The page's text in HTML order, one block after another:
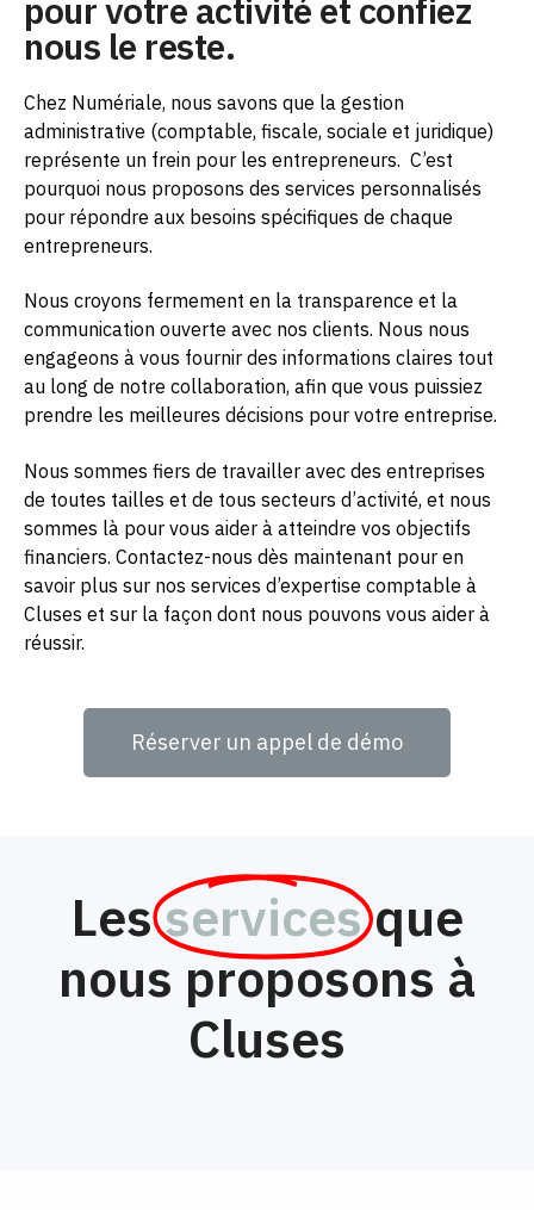
pour votre activité et confiez
nous le reste.
Chez Numériale, nous savons que la gestion
administrative (comptable, fiscale, sociale et juridique)
représente un frein pour les entrepreneurs. C’est
pourquoi nous proposons des services personnalisés
pour répondre aux besoins spécifiques de chaque
entrepreneurs.
Nous croyons fermement en la transparence et la
communication ouverte avec nos clients. Nous nous
engageons à vous fournir des informations claires tout
au long de notre collaboration, afin que vous puissiez
prendre les meilleures décisions pour votre entreprise.
Nous sommes fiers de travailler avec des entreprises
de toutes tailles et de tous secteurs d’activité, et nous
sommes là pour vous aider à atteindre vos objectifs
financiers. Contactez-nous dès maintenant pour en
savoir plus sur nos services d’expertise comptable à
Cluses et sur la façon dont nous pouvons vous aider à
réussir.
Réserver un appel de démo
Lesservices que
nous proposons à
Cluses